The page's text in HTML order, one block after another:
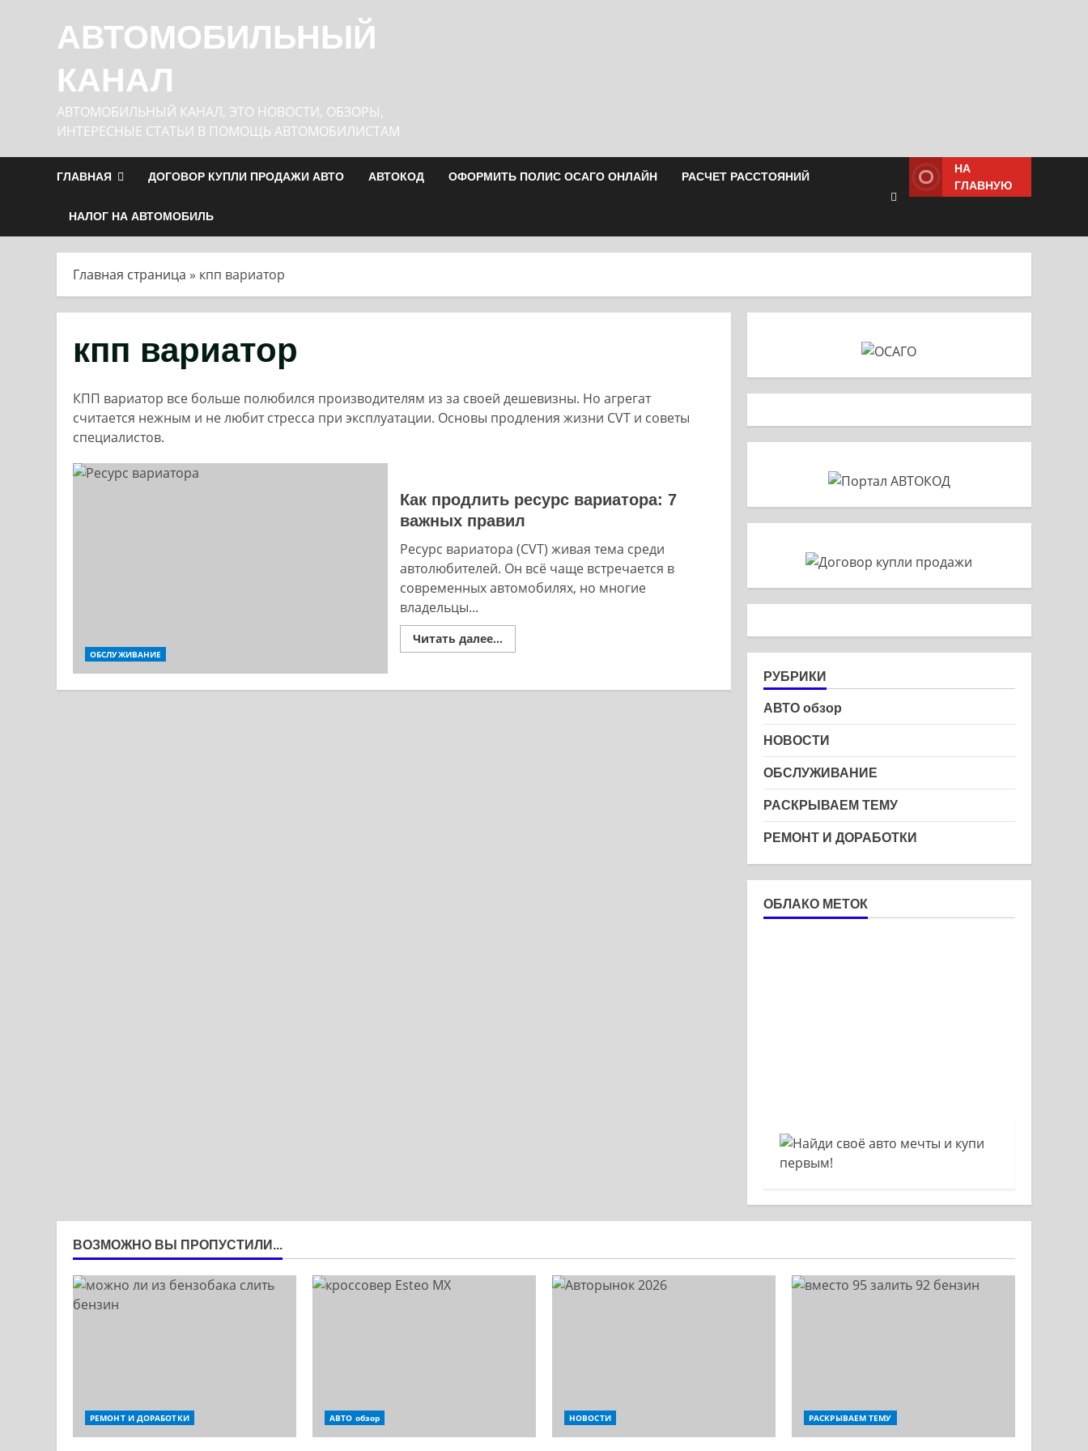
содержимомуАВТОМОБИЛЬНЫЙ
КАНАЛ
АВТОМОБИЛЬНЫЙ КАНАЛ, ЭТО НОВОСТИ, ОБЗОРЫ,
ИНТЕРЕСНЫЕ СТАТЬИ В ПОМОЩЬ АВТОМОБИЛИСТАМ
ГЛАВНАЯ ДОГОВОР КУПЛИ ПРОДАЖИ АВТО АВТОКОД ОФОРМИТЬ ПОЛИС ОСАГО ОНЛАЙН РАСЧЕТ РАССТОЯНИЙ
НАЛОГ НА АВТОМОБИЛЬ
НА
ГЛАВНУЮ
Главная страница » кпп вариатор
кпп вариатор
КПП вариатор все больше полюбился производителям из за своей дешевизны. Но агрегат
считается нежным и не любит стресса при эксплуатации. Основы продления жизни CVT и советы
специалистов.
ОБСЛУЖИВАНИЕ
Как продлить ресурс вариатора: 7
важных правил
Ресурс вариатора (CVT) живая тема среди
автолюбителей. Он всё чаще встречается в
современных автомобилях, но многие
владельцы...
Читать далее...Read
more
ресурс
РУБРИКИ
АВТО обзор
НОВОСТИ
ОБСЛУЖИВАНИЕ
РАСКРЫВАЕМ ТЕМУ
РЕМОНТ И ДОРАБОТКИ
ОБЛАКО МЕТОК
ВОЗМОЖНО ВЫ ПРОПУСТИЛИ...
РЕМОНТ И ДОРАБОТКИ АВТО обзор НОВОСТИ РАСКРЫВАЕМ ТЕМУ